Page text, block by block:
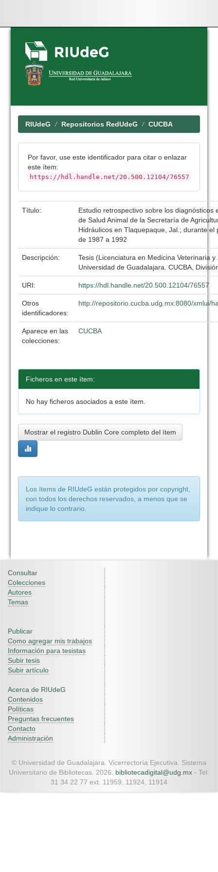
Skip
navigation
RIUdeG Repositorios RedUdeG CUCBA
Por favor, use este identificador para citar o enlazar
este ítem:
https://hdl.handle.net/20.500.12104/76557
Título:
Estudio retrospectivo sobre los diagnósticos
de Salud Animal de la Secretaría de
Hidráulicos en Tlaquepaque, Jal.; durante
de 1987 a 1992
Descripción:
Tesis (Licenciatura en Medicina Veterinaria
Universidad de Guadalajara. CUCBA,
URI: https://hdl.handle.net/20.500.12104/76557
Otros
identificadores:
http://repositorio.cucba.udg.mx:8080/xmlui/
Aparece en las
colecciones:
CUCBA
Ficheros en este ítem:
No hay ficheros asociados a este ítem.
Mostrar el registro Dublin Core completo del ítem
Los ítems de RIUdeG están protegidos por copyright,
con todos los derechos reservados, a menos que se
indique lo contrario.
Consultar
Colecciones
Autores
Temas
Publicar
Como agregar mis trabajos
Información para tesistas
Subir tesis
Subir artículo
Acerca de RIUdeG
Contenidos
Políticas
Preguntas frecuentes
Contacto
Administración
© Universidad de Guadalajara. Vicerrectoría Ejecutiva. Sistema
Universitario de Bibliotecas. 2026. bibliotecadigital@udg.mx - Tel.
31 34 22 77 ext. 11959, 11924, 11914